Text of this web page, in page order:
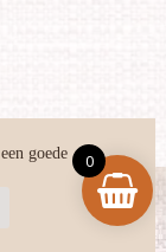
goede
0